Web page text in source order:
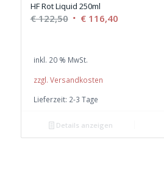
HF Rot Liquid 250ml
€122,50 Ursprünglicher
€ 122,50
€116,40Aktueller
inkl. 20 % MwSt.
zzgl. Versandkosten
Lieferzeit: 2-3 Tage
Details anzeigen